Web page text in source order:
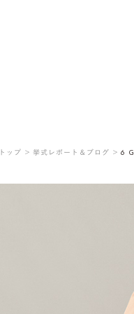
トップ ＞ 挙式レポート＆ブログ ＞